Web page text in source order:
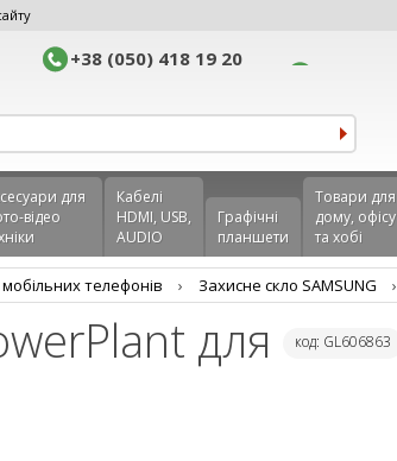
+38 (050) 418 19 20
для
відео
Кабелі
HDMI, USB,
AUDIO
Графічні
планшети
Товари для
дому, офісу
та хобі
телефонів › Захисне скло SAMSUNG ›
для код: GL606863